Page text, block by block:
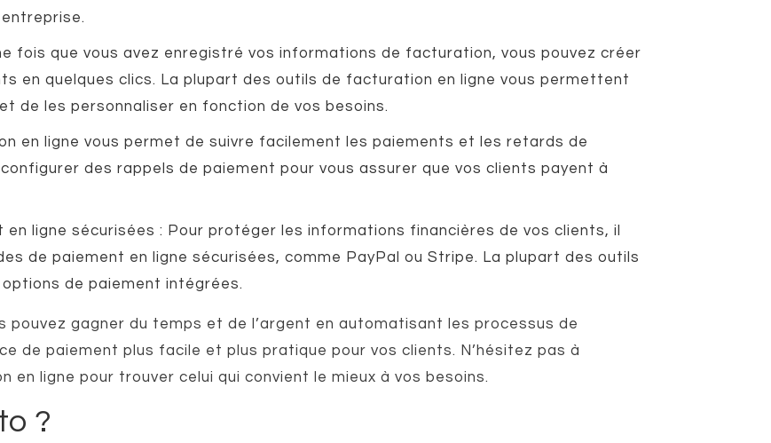
fois que vous avez enregistré vos informations de facturation, vous pouvez créer
en quelques clics. La plupart des outils de facturation en ligne vous permettent
de les personnaliser en fonction de vos besoins.
en ligne vous permet de suivre facilement les paiements et les retards de
des rappels de paiement pour vous assurer que vos clients payent à
ligne sécurisées : Pour protéger les informations financières de vos clients, il
de paiement en ligne sécurisées, comme PayPal ou Stripe. La plupart des outils
de paiement intégrées.
pouvez gagner du temps et de l’argent en automatisant les processus de
de paiement plus facile et plus pratique pour vos clients. N’hésitez pas à
ligne pour trouver celui qui convient le mieux à vos besoins.
?